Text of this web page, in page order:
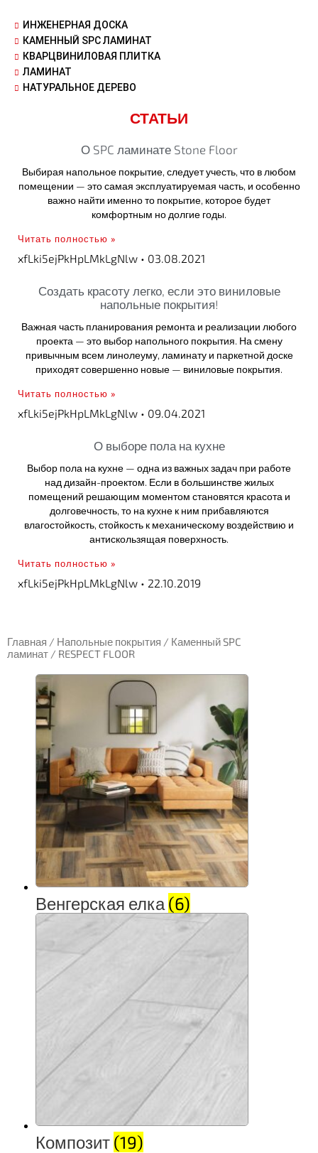
ИНЖЕНЕРНАЯ ДОСКА
КАМЕННЫЙ SPC ЛАМИНАТ
КВАРЦВИНИЛОВАЯ ПЛИТКА
ЛАМИНАТ
НАТУРАЛЬНОЕ ДЕРЕВО
СТАТЬИ
О SPC ламинате Stone Floor
Выбирая напольное покрытие, следует учесть, что в любом
помещении — это самая эксплуатируемая часть, и особенно
важно найти именно то покрытие, которое будет
комфортным но долгие годы.
Читать полностью »
xfLki5ejPkHpLMkLgNlw 03.08.2021
Создать красоту легко, если это виниловые
напольные покрытия!
Важная часть планирования ремонта и реализации любого
проекта — это выбор напольного покрытия. На смену
привычным всем линолеуму, ламинату и паркетной доске
приходят совершенно новые — виниловые покрытия.
Читать полностью »
xfLki5ejPkHpLMkLgNlw 09.04.2021
О выборе пола на кухне
Выбор пола на кухне — одна из важных задач при работе
над дизайн-проектом. Если в большинстве жилых
помещений решающим моментом становятся красота и
долговечность, то на кухне к ним прибавляются
влагостойкость, стойкость к механическому воздействию и
антискользящая поверхность.
Читать полностью »
xfLki5ejPkHpLMkLgNlw 22.10.2019
Главная / Напольные покрытия / Каменный SPC
ламинат / RESPECT FLOOR
Венгерская елка (6)
Композит (19)